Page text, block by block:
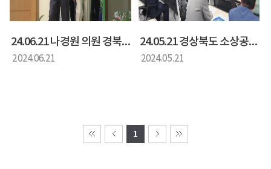
24.06.21 나경원 의원 경북도청 방문
2024.06.21
24.05.21 경상북도 소상공인 육성 브리핑
2024.05.21
1